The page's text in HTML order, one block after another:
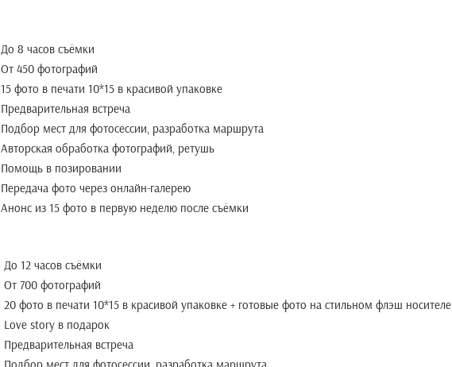
До 8 часов съёмки
От 450 фотографий
15 фото в печати 10*15 в красивой упаковке
Предварительная встреча
Подбор мест для фотосессии, разработка маршрута
Авторская обработка фотографий, ретушь
Помощь в позировании
Передача фото через онлайн-галерею
Анонс из 15 фото в первую неделю после съёмки
До 12 часов съёмки
От 700 фотографий
20 фото в печати 10*15 в красивой упаковке + готовые фото на стильном флэш носителе
Love story в подарок
Предварительная встреча